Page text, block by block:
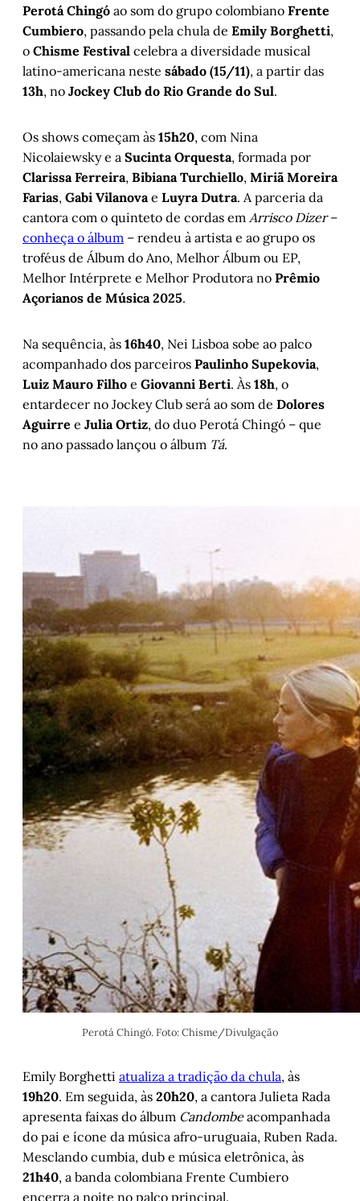
Perotá Chingó ao som do grupo colombiano Frente
Cumbiero, passando pela chula de Emily Borghetti,
o Chisme Festival celebra a diversidade musical
latino-americana neste sábado (15/11), a partir das
13h, no Jockey Club do Rio Grande do Sul.
Os shows começam às 15h20, com Nina
Nicolaiewsky e a Sucinta Orquesta, formada por
Clarissa Ferreira, Bibiana Turchiello, Miriã Moreira
Farias, Gabi Vilanovae Luyra Dutra. A parceria da
cantora com o quinteto de cordas em Arrisco Dizer–
conheça o álbum – rendeu à artista e ao grupo os
troféus de Álbum do Ano, Melhor Álbum ou EP,
Melhor Intérprete e Melhor Produtora no Prêmio
Açorianos de Música 2025.
Na sequência, às 16h40, Nei Lisboa sobe ao palco
acompanhado dos parceiros Paulinho Supekovia,
Luiz Mauro Filho e Giovanni Berti. Às 18h, o
entardecer no Jockey Club será ao som de Dolores
Aguirre e Julia Ortiz, do duo Perotá Chingó – que
no ano passado lançou o álbum Tá.
Perotá Chingó. Foto: Chisme/Divulgação
Emily Borghetti atualiza a tradição da chula, às
19h20. Em seguida, às 20h20, a cantora Julieta Rada
apresenta faixas do álbum Candombeacompanhada
do pai e ícone da música afro-uruguaia, Ruben Rada.
Mesclando cumbia, dub e música eletrônica, às
21h40, a banda colombiana Frente Cumbiero
encerra a noite no palco principal.